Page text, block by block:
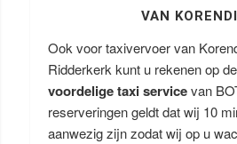
VAN
Ook voor taxivervoer van
Ridderkerk kunt u rekenen op de
voordelige taxi servicevan
reserveringen geldt dat wij 10
aanwezig zijn zodat wij op u